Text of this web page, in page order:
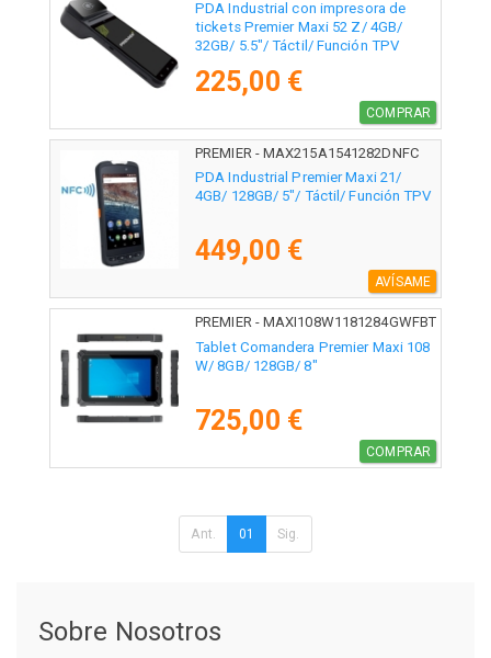
PDA Industrial con impresora de
tickets Premier Maxi 52 Z/ 4GB/
32GB/ 5.5"/ Táctil/ Función TPV
225,00 €
COMPRAR
PREMIER - MAX215A1541282DNFC
PDA Industrial Premier Maxi 21/
4GB/ 128GB/ 5"/ Táctil/ Función TPV
449,00 €
AVÍSAME
PREMIER - MAXI108W1181284GWFBT
Tablet Comandera Premier Maxi 108
W/ 8GB/ 128GB/ 8"
725,00 €
COMPRAR
Ant. 01 Sig.
Sobre Nosotros